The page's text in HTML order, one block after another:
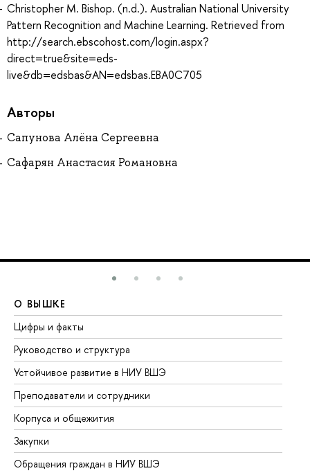
Christopher M. Bishop. (n.d.). Australian National University
Pattern Recognition and Machine Learning. Retrieved from
http://search.ebscohost.com/login.aspx?
direct=true&site=eds-
live&db=edsbas&AN=edsbas.EBA0C705
Авторы
Сапунова Алёна Сергеевна
Сафарян Анастасия Романовна
О ВЫШКЕ
Цифры и факты
Руководство и структура
Устойчивое развитие в НИУ ВШЭ
Преподаватели и сотрудники
Корпуса и общежития
Закупки
Обращения граждан в НИУ ВШЭ